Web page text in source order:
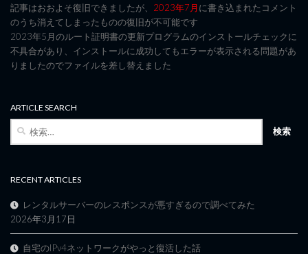
記事はおおよそ復旧できましたが、 2023年7月に書き込まれたコメント
のうち消えてしまったものの復旧が不可能です
2023年5月のルート証明書の更新プログラムのインストールチェックに
不具合があり、インストールに成功してもエラーが表示される問題があ
りましたのでファイルを差し替えました
ARTICLE SEARCH
RECENT ARTICLES
レンタルサーバーのレスポンスが悪すぎるので調べてみた
2026年3月17日
自宅のIPv4ネットワークがやっと復活した話